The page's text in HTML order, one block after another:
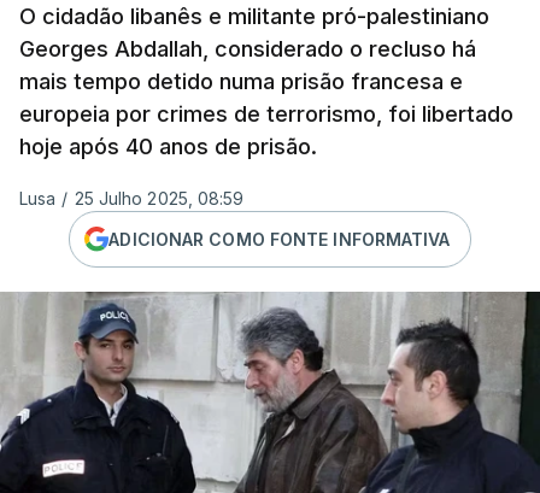
O cidadão libanês e militante pró-palestiniano
Georges Abdallah, considerado o recluso há
mais tempo detido numa prisão francesa e
europeia por crimes de terrorismo, foi libertado
hoje após 40 anos de prisão.
Lusa / 25 Julho 2025, 08:59
ADICIONAR COMO FONTE INFORMATIVA